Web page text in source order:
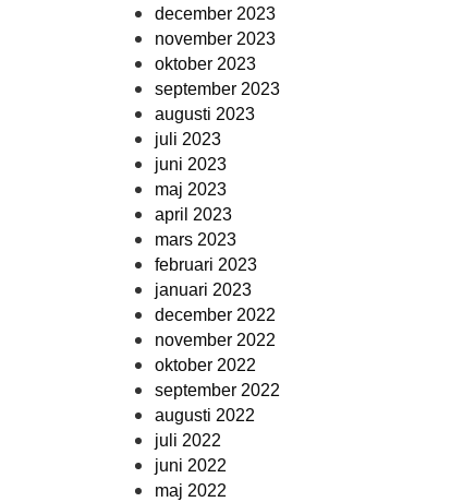
december 2023
november 2023
oktober 2023
september 2023
augusti 2023
juli 2023
juni 2023
maj 2023
april 2023
mars 2023
februari 2023
januari 2023
december 2022
november 2022
oktober 2022
september 2022
augusti 2022
juli 2022
juni 2022
maj 2022